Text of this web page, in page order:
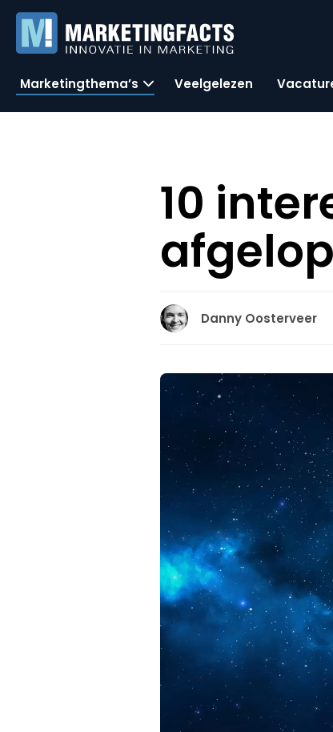
Marketingthema’s Veelgelezen
10
Danny Oosterveer